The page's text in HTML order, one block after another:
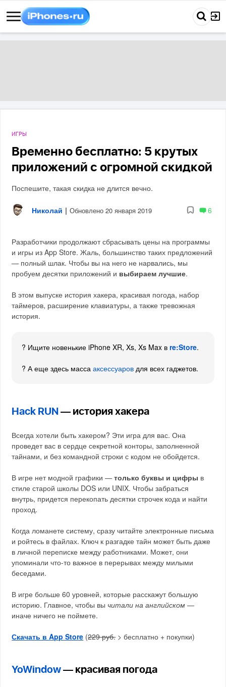
ИГРЫ
Временно бесплатно: 5 крутых
приложений с огромной скидкой
Поспешите, такая скидка не длится вечно.
Николай | Обновлено 20 января 2019 6
Разработчики продолжают сбрасывать цены на программы
и игры из App Store. Жаль, большинство таких предложений
— полный шлак. Чтобы вы на него не нарвались, мы
пробуем десятки приложений и выбираем лучшие.
В этом выпуске история хакера, красивая погода, набор
таймеров, расширение клавиатуры, а также тревожная
история.
? Ищите новенькие iPhone XR, Xs, Xs Max вre:Store.
? А еще здесь массааксессуаров для всех гаджетов.
Hack RUN — история хакера
Всегда хотели быть хакером? Эти игра для вас. Она
проведет вас в сердце секретной конторы, заполненной
тайнами, и без командной строки с кодом не обойдется.
В игре нет модной графики —только буквы и цифры в
стиле старой школы DOS или UNIX. Чтобы забраться
внутрь, придется перекопать десятки строчек кода и найти
проход.
Когда ломанете систему, сразу читайте электронные письма
и ройтесь в файлах. Ключ к разгадке тайн может быть даже
в личной переписке между работниками. Может, они
упоминали что-то важное в перерывах между милыми
беседами.
В игре больше 60 уровней, которые расскажут большую
историю. Главное, чтобы вы читали на английском —
иначе ничего не поймете.
Скачать в App Store (229 руб.> бесплатно + покупки)
YoWindow — красивая погода